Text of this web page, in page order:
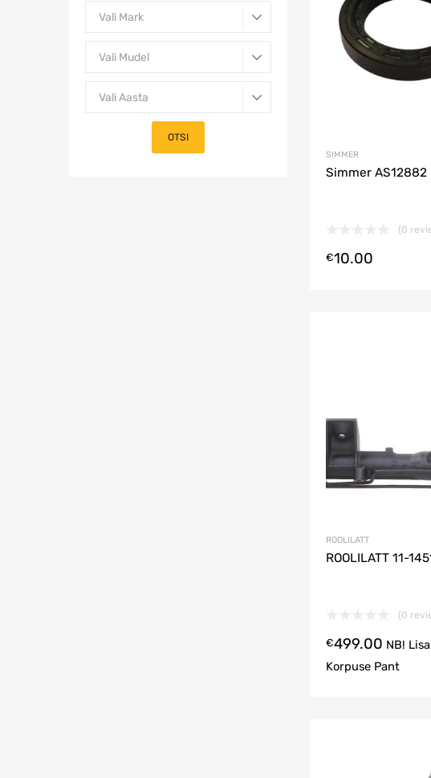
SIMMER
Simmer AS12882
(0
€10.00
ROOLILATT
ROOLILATT 11-
(0
€499.00 NB!
Korpuse Pant